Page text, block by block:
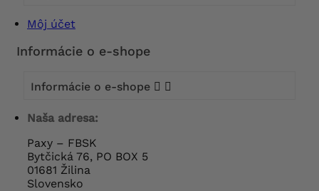
Môj účet
Informácie o e-shope
Informácie o e-shope  
Naša adresa:
Paxy – FBSK
Bytčická 76, PO BOX 5
01681 Žilina
Slovensko